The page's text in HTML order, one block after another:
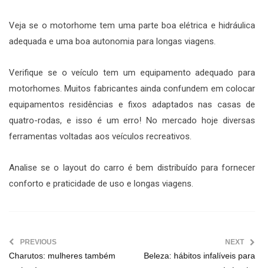
Veja se o motorhome tem uma parte boa elétrica e hidráulica
adequada e uma boa autonomia para longas viagens.
Verifique se o veículo tem um equipamento adequado para
motorhomes. Muitos fabricantes ainda confundem em colocar
equipamentos residências e fixos adaptados nas casas de
quatro-rodas, e isso é um erro! No mercado hoje diversas
ferramentas voltadas aos veículos recreativos.
Analise se o layout do carro é bem distribuído para fornecer
conforto e praticidade de uso e longas viagens.
PREVIOUS
Charutos: mulheres também
NEXT
Beleza: hábitos infalíveis para